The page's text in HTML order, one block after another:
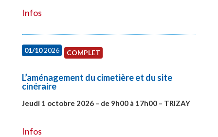
Infos
01/102026 COMPLET
L’aménagement du cimetière et du site
cinéraire
Jeudi 1 octobre 2026 – de 9h00 à 17h00 – TRIZAY
Infos